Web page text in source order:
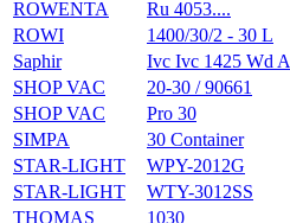
ROWENTA
Ru 4053....
ROWI
1400/30/2 - 30 L
Saphir
Ivc Ivc 1425 Wd A
SHOP VAC
20-30 / 90661
SHOP VAC
Pro 30
SIMPA
30 Container
STAR-LIGHT
WPY-2012G
STAR-LIGHT
WTY-3012SS
THOMAS
1030